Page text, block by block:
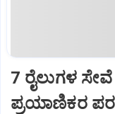
7 ರೈಲುಗಳ
ಪ್ರಯಾಣಿಕರ